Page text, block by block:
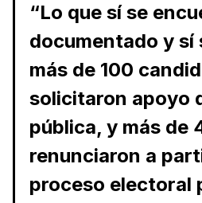
“Lo que sí se
documentado y sí
más de 100
solicitaron apoyo
pública, y más de
renunciaron a
proceso electoral